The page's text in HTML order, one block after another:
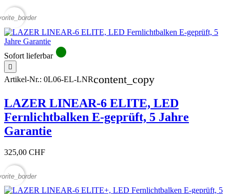
Sofort lieferbar circle

Artikel-Nr.: 0L06-EL-LNRcontent_copy
LAZER LINEAR-6 ELITE, LED
Fernlichtbalken E-geprüft, 5 Jahre
Garantie
325,00 CHF